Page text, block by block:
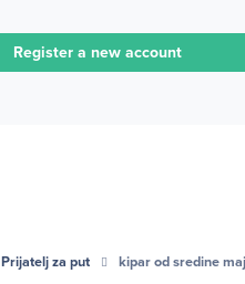
Register a new account
Prijatelj za put kipar od sredine